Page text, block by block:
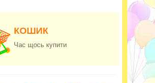
КОШИК
Час щось купити